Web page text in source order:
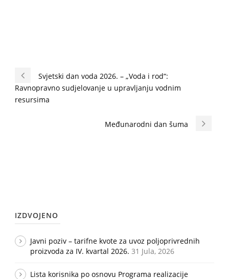
Svjetski dan voda 2026. – „Voda i rod“:
Ravnopravno sudjelovanje u upravljanju vodnim
resursima
Međunarodni dan šuma
IZDVOJENO
Javni poziv – tarifne kvote za uvoz poljoprivrednih
proizvoda za IV. kvartal 2026. 31 Jula, 2026
Lista korisnika po osnovu Programa realizacije